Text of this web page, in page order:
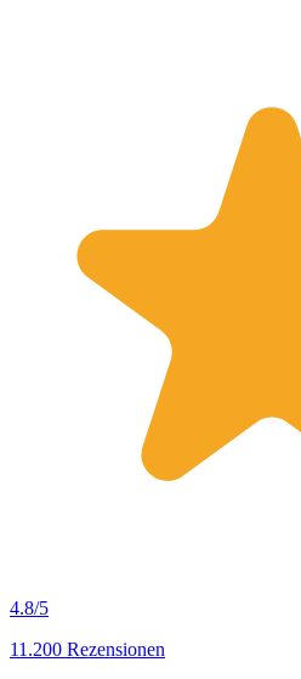
4.8/5
11.200 Rezensionen